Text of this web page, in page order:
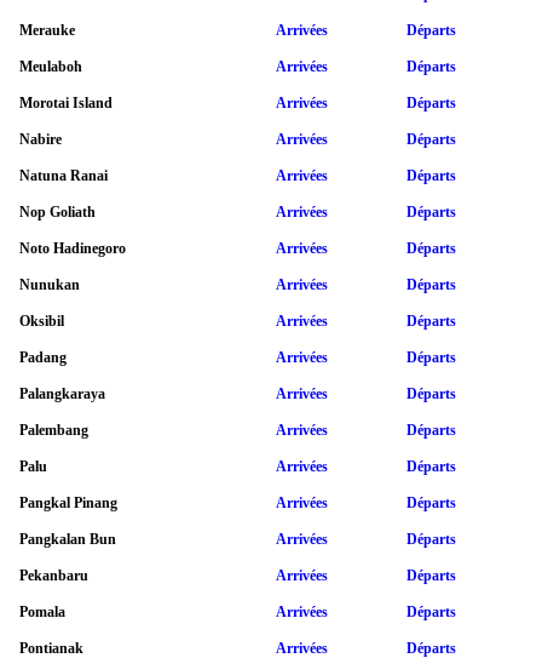
Merauke Arrivées Départs
Meulaboh Arrivées Départs
Morotai Island Arrivées Départs
Nabire Arrivées Départs
Natuna Ranai Arrivées Départs
Nop Goliath Arrivées Départs
Noto Hadinegoro Arrivées Départs
Nunukan Arrivées Départs
Oksibil Arrivées Départs
Padang Arrivées Départs
Palangkaraya Arrivées Départs
Palembang Arrivées Départs
Palu Arrivées Départs
Pangkal Pinang Arrivées Départs
Pangkalan Bun Arrivées Départs
Pekanbaru Arrivées Départs
Pomala Arrivées Départs
Pontianak Arrivées Départs